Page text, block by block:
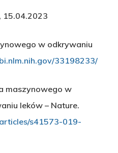
15.04.2023
w odkrywaniu
33198233/
maszynowego w
leków – Nature.
s41573-019-